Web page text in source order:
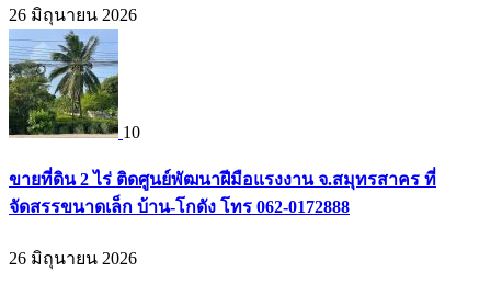
26 มิถุนายน 2026
10
ขายที่ดิน 2 ไร่ ติดศูนย์พัฒนาฝีมือแรงงาน จ.สมุทรสาคร ที่
จัดสรรขนาดเล็ก บ้าน-โกดัง โทร 062-0172888
26 มิถุนายน 2026